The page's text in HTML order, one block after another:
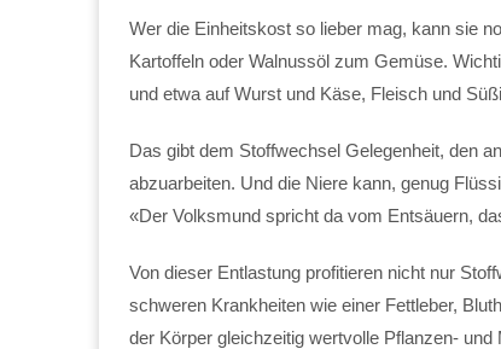
Wer die Einheitskost so lieber mag, kann sie
Kartoffeln oder Walnussöl zum Gemüse.
und etwa auf Wurst und Käse, Fleisch und
Das gibt dem Stoffwechsel Gelegenheit, den
abzuarbeiten. Und die Niere kann, genug
«Der Volksmund spricht da vom Entsäuern,
Von dieser Entlastung profitieren nicht nur
schweren Krankheiten wie einer Fettleber,
der Körper gleichzeitig wertvolle Pflanzen- und